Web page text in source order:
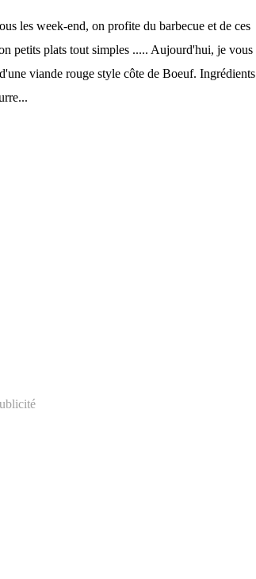
les week-end, on profite du barbecue et de ces
petits plats tout simples ..... Aujourd'hui, je vous
viande rouge style côte de Boeuf. Ingrédients